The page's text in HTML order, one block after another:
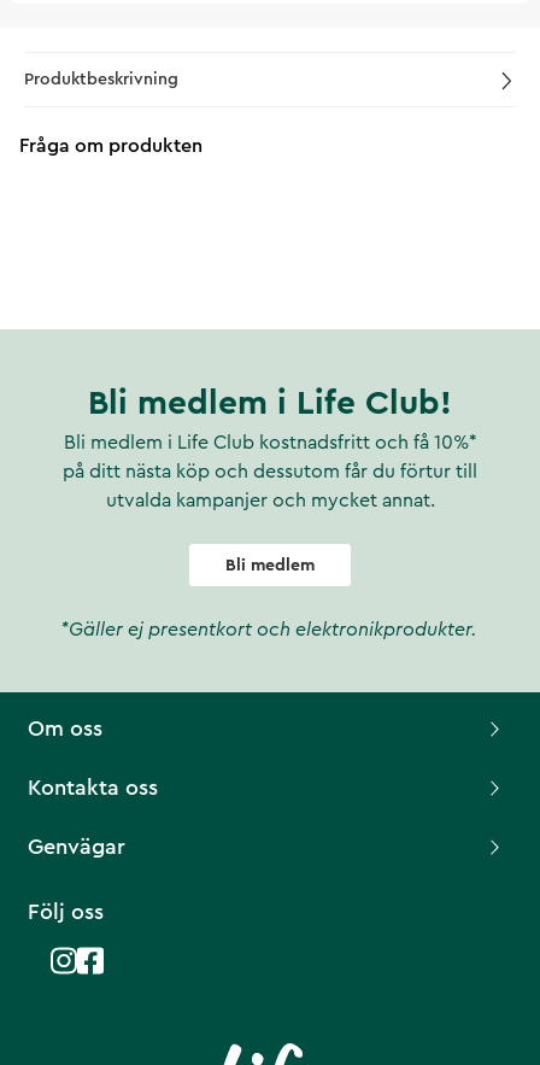
Produktbeskrivning
Fråga om produkten
Bli medlem i Life Club!
Bli medlem i Life Club kostnadsfritt och få 10%*
på ditt nästa köp och dessutom får du förtur till
utvalda kampanjer och mycket annat.
Bli medlem
*Gäller ej presentkort och elektronikprodukter.
Om oss
Kontakta oss
Genvägar
Följ oss